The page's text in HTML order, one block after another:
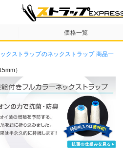
価格一覧
クストラップのネックストラップ 商品一
）